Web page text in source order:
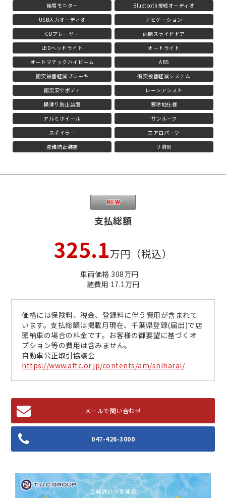
後席モニター
Bluetooth接続オーディオ
USB入力オーディオ
ナビゲーション
CDプレーヤー
両側スライドドア
LEDヘッドライト
オートライト
オートマチックハイビーム
ABS
衝突被害軽減ブレーキ
衝突被害軽減システム
衝突安全ボディ
レーンアシスト
横滑り防止装置
寒冷地仕様
アルミホイール
サンルーフ
スポイラー
エアロパーツ
盗難防止装置
リ済別
支払総額
325.1万円（税込）
車両価格 308万円
諸費用 17.1万円
価格には保険料、税金、登録料に伴う費用が含まれて
います。支払総額は掲載月現在、千葉県登録(届出)で店
頭納車の場合の料金です。お客様の御要望に基づくオ
プション等の費用は含みません。
自動車公正取引協議会
https://www.aftc.or.jp/contents/am/shiharai/
メールで問い合わせ
047-426-3000